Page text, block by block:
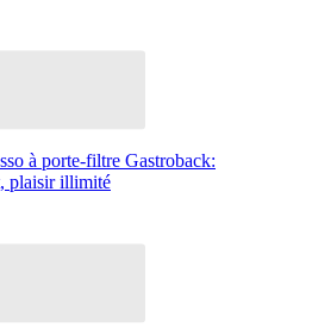
à porte-filtre Gastroback:
plaisir illimité